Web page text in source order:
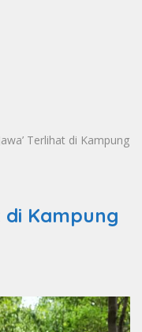
Terlihat di Kampung
di Kampung